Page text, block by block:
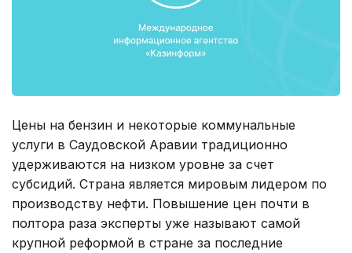
Цены на бензин и некоторые коммунальные
услуги в Саудовской Аравии традиционно
удерживаются на низком уровне за счет
субсидий. Страна является мировым лидером по
производству нефти. Повышение цен почти в
полтора раза эксперты уже называют самой
крупной реформой в стране за последние